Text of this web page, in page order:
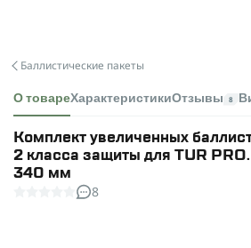
Баллистические пакеты
О товареХарактеристикиОтзывы 8
Комплект увеличенных
2 класса защиты для TUR
340 мм
8